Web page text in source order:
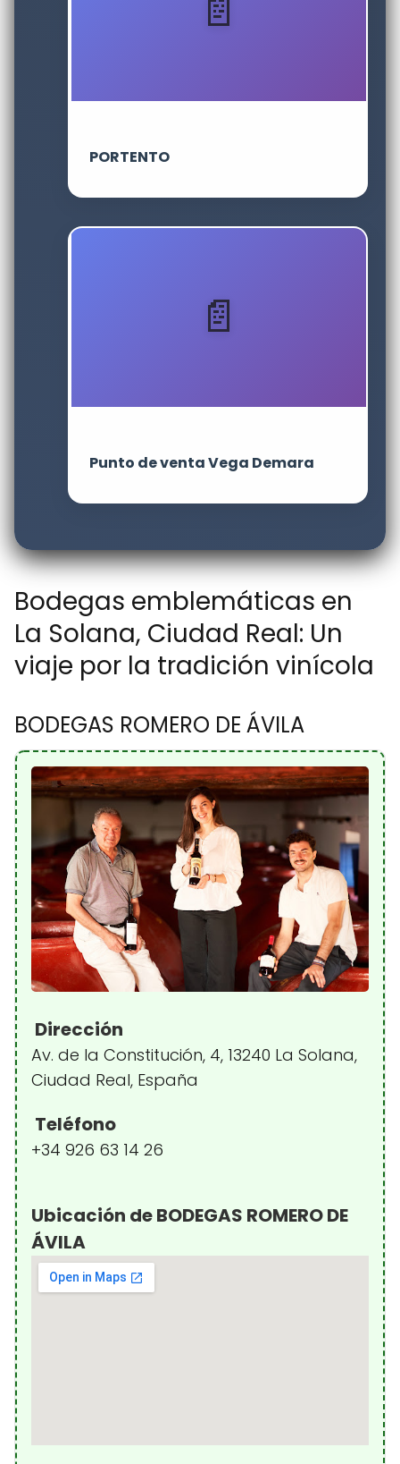
PORTENTO
Punto de venta Vega Demara
Bodegas emblemáticas en
La Solana, Ciudad Real: Un
viaje por la tradición vinícola
BODEGAS ROMERO DE ÁVILA
Dirección
Av. de la Constitución, 4, 13240 La Solana,
Ciudad Real, España
Teléfono
+34 926 63 14 26
Ubicación de BODEGAS ROMERO DE
ÁVILA